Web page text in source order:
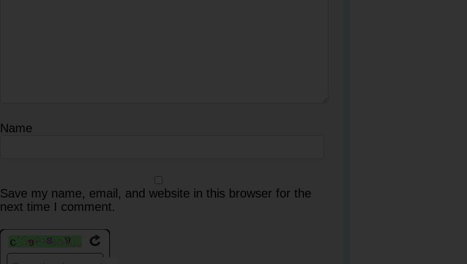
Name
Save my name, email, and website in this browser for the
next time I comment.